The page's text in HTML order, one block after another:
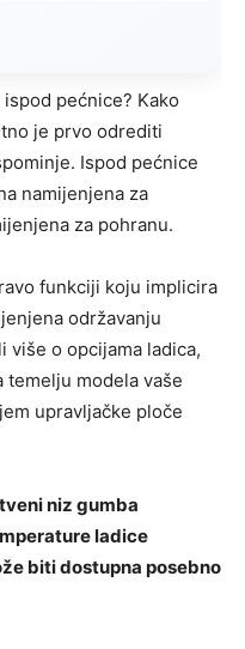
pećnice? Kako
je prvo odrediti
Ispod pećnice
namijenjena za
za pohranu.
funkciji koju implicira
održavanju
više o opcijama ladica,
modela vaše
upravljačke ploče
niz gumba
ladice
biti dostupna posebno